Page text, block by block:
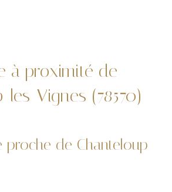
à proximité de
les-Vignes (78570)
de Chanteloup-